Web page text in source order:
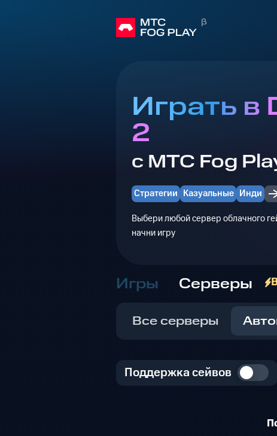
Играть в
2
с МТС Fog
Стратегии Казуальные Инди
Выбери любой сервер облачного
начни игру
Игры Серверы
Все серверы
Поддержка сейвов